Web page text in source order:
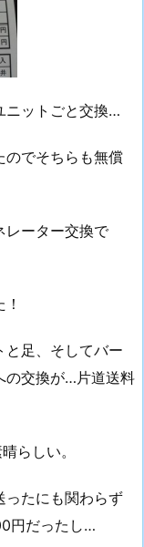
ニットごと交換…
のでそちらも無償
レーター交換で
と足、そしてバー
の交換が…片道送料
らしい。
ったにも関わらず
円だったし…